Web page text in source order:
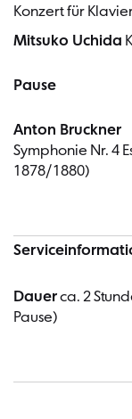
Konzert für
Mitsuko Uchida
Pause
Anton Bruckner
Symphonie Nr. 4
1878/1880)
Dauerca. 2
Pause)